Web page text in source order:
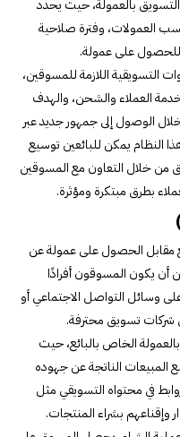
بالعمولة، حيث يحدد
العمولات، وفترة صلاحية
للحصول على عمولة.
التسويقية اللازمة للمسوقين،
العملاء والشحن، والهدف
الوصول إلى جمهور جديد عبر
يمكن للبائعين توسيع
من خلال التعاون مع المسوقين
بطرق مبتكرة ومؤثرة.
مقابل الحصول على عمولة عن
أن يكون المسوقون أفرادًا
وسائل التواصل الاجتماعي أو
شركات تسويق محترفة.
الخاص بالبائع، حيث
الناتجة عن جهوده
في محتواه التسويقي مثل
وإقناعهم بشراء المنتجات.